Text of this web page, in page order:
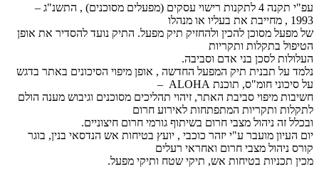
עפ"י תקנה 4 לתקנות רישוי עסקים (מפעלים מסוכנים) , התשנ"ג –
1993 , מחייבת את בעליו או מנהלו
של מפעל מסוכן להכין ולהחזיק תיק מפעל. התיק נועד להסדיר את אופן
הטיפול בתקלות ותקריות
העלולות לסכן בני אדם וסביבה.
נלמד על תבנית תיק המפעל החדשה , אופן מיפוי הסיכונים באתר בדגש
על סיכוני חומ"ס, תוכנת ALOHA –
חשיבות מיפוי סביבת האתר, זיהוי תהליכים מסוכנים וגיבוש מענה הולם
לתקלות ותקריות המתפתחות לאירוע חרום
ובכלל זה ניהול מצבי חרום בשיתוף גורמי חרום חיצוניים.
יום העיון מועבר ע"י יזהר כוכבי , יועץ בטיחות אש הנדסאי בנין, בוגר
קורס ניהול מצבי חרום ואחראי רעלים
מכין תכניות בטיחות אש, תיקי שטח ותיקי מפעל.